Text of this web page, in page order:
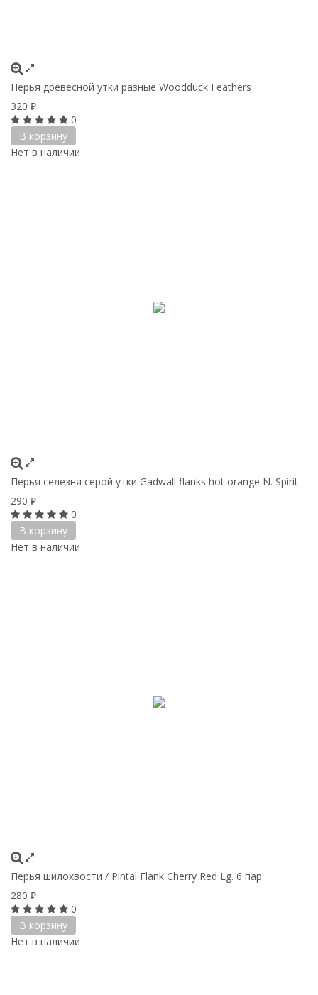
Перья древесной утки разные Woodduck Feathers
320 ₽
0
В корзину
Нет в наличии
Перья селезня серой утки Gadwall flanks hot orange N. Spirit
290 ₽
0
В корзину
Нет в наличии
Перья шилохвости / Pintal Flank Cherry Red Lg. 6 пар
280 ₽
0
В корзину
Нет в наличии